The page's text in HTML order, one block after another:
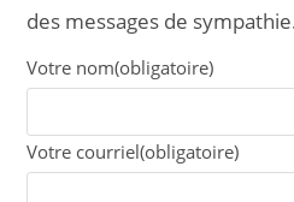
des messages de
Votre nom(obligatoire)
Votre courriel(obligatoire)